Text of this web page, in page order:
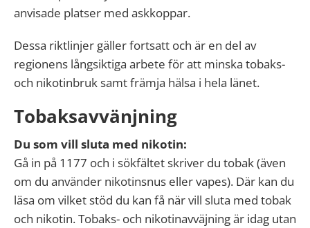
anvisade platser med askkoppar.
Dessa riktlinjer gäller fortsatt och är en del av
regionens långsiktiga arbete för att minska tobaks-
och nikotinbruk samt främja hälsa i hela länet.
Tobaksavvänjning
Du som vill sluta med nikotin:
Gå in på 1177 och i sökfältet skriver du tobak (även
om du använder nikotinsnus eller vapes). Där kan du
läsa om vilket stöd du kan få när vill sluta med tobak
och nikotin. Tobaks- och nikotinavväjning är idag utan